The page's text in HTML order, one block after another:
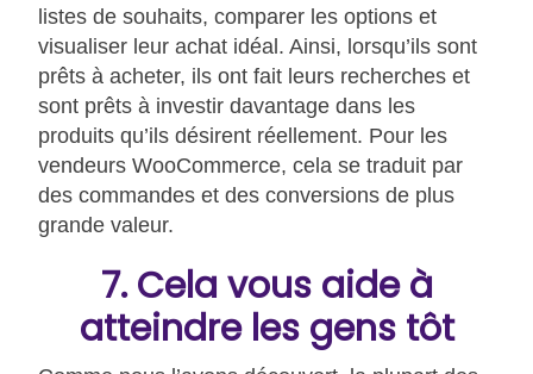
listes de souhaits, comparer les options et
visualiser leur achat idéal. Ainsi, lorsqu’ils sont
prêts à acheter, ils ont fait leurs recherches et
sont prêts à investir davantage dans les
produits qu’ils désirent réellement. Pour les
vendeurs WooCommerce, cela se traduit par
des commandes et des conversions de plus
grande valeur.
7. Cela vous aide à
atteindre les gens tôt